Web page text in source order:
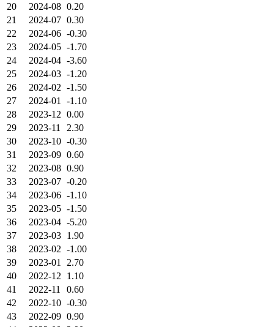
20
2024-08 0.20
21
2024-07 0.30
22
2024-06 -0.30
23
2024-05 -1.70
24
2024-04 -3.60
25
2024-03 -1.20
26
2024-02 -1.50
27
2024-01
-1.10
28
2023-12 0.00
29
2023-11
2.30
30
2023-10 -0.30
31
2023-09 0.60
32
2023-08 0.90
33
2023-07 -0.20
34
2023-06 -1.10
35
2023-05 -1.50
36
2023-04 -5.20
37
2023-03 1.90
38
2023-02 -1.00
39
2023-01
2.70
40
2022-12
1.10
41
2022-11
0.60
42
2022-10 -0.30
43
2022-09 0.90